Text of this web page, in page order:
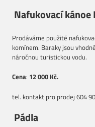
Nafukovací kánoe
Prodáváme použité
komínem. Baraky jsou
náročnou turistickou vodu.
Cena: 12 000 Kč.
tel. kontakt pro prodej 604
Pádla